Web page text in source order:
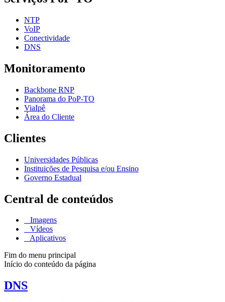
NTP
VoIP
Conectividade
DNS
Monitoramento
Backbone RNP
Panorama do PoP-TO
ViaIpê
Área do Cliente
Clientes
Universidades Públicas
Instituições de Pesquisa e/ou Ensino
Governo Estadual
Central de conteúdos
Imagens
Vídeos
Aplicativos
Fim do menu principal
Início do conteúdo da página
DNS